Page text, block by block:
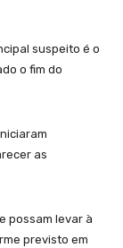
suspeito é o
o fim do
as
possam levar à
previsto em